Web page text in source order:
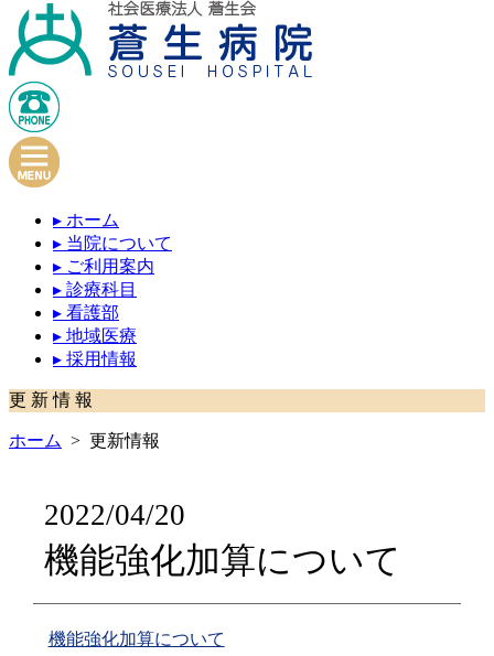
▸ ホーム
▸ 当院について
▸ ご利用案内
▸ 診療科目
▸ 看護部
▸ 地域医療
▸ 採用情報
更 新 情 報
ホーム > 更新情報
2022/04/20
機能強化加算について
機能強化加算について